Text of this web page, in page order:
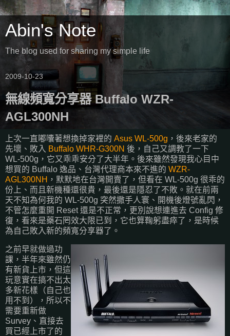
Abin's Note
The blog used for sharing my simple life
2009-10-23
無線頻寬分享器 Buffalo WZR-
AGL300NH
上次一直嘟囔著想換掉家裡的 Asus WL-500g ，後來老家的
先壞、敗入 Buffalo WHR-G300N 後，自己又調教了一下
WL-500g，它又乖乖安分了大半年。後來雖然發現我心目中
想買的 Buffalo 逸品、台灣代理商本來不進的 WZR-
AGL300NH ，默默地在台灣開賣了，但看在 WL-500g 很乖的
份上、而且新機種還很貴，最後還是隱忍了不敗。就在前兩
天不知為何我的 WL-500g 突然撒手人寰、開機後燈號亂閃，
不管怎麼重開 Reset 還是不正常，更別說想連進去 Config 修
復，看來是藥石罔效大限已到，它也算鞠躬盡瘁了，是時候
為自己敗入新的頻寬分享器了。
之前早就做過功
課，半年來雖然仍
有新貨上市，但這
玩意實在搞不出太
多新花樣（自己也
用不到），所以不
需要重新做
Survey、直接去
買已經上市了的